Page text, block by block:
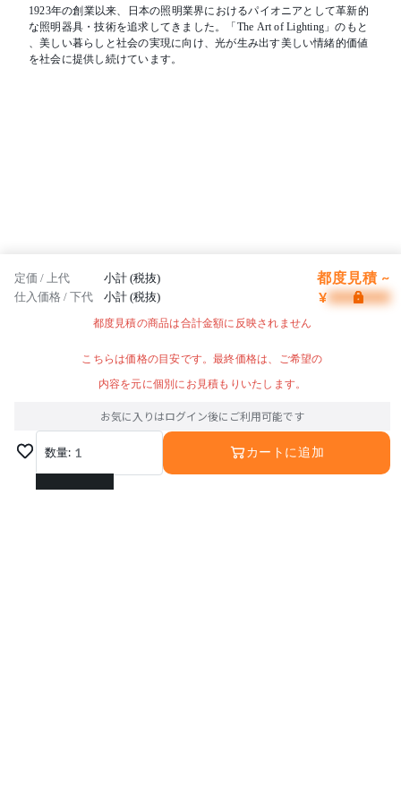
1923年の創業以来、日本の照明業界におけるパイオニアとして革新的
な照明器具・技術を追求してきました。「The Art of Lighting」のもと
、美しい暮らしと社会の実現に向け、光が生み出す美しい情緒的価値
を社会に提供し続けています。
定価 / 上代 小計 (税抜) 都度見積 ~
仕入価格 / 下代 小計 (税抜) ¥
都度見積の商品は合計金額に反映されません
こちらは価格の目安です。最終価格は、ご希望の
内容を元に個別にお見積もりいたします。
お気に入りはログイン後にご利用可能です
数量: 1
1
カートに追加